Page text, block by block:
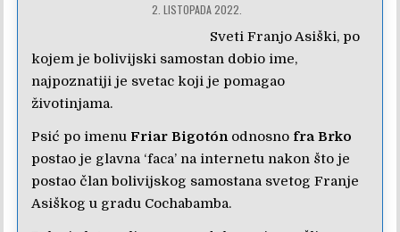
2. LISTOPADA 2022.
Sveti Franjo Asiški, po
kojem je bolivijski samostan dobio ime,
najpoznatiji je svetac koji je pomagao
životinjama.
Psić po imenu Friar Bigotónodnosno fra Brko
postao je glavna ‘faca’ na internetu nakon što je
postao član bolivijskog samostana svetog Franje
Asiškog u gradu Cochabamba.